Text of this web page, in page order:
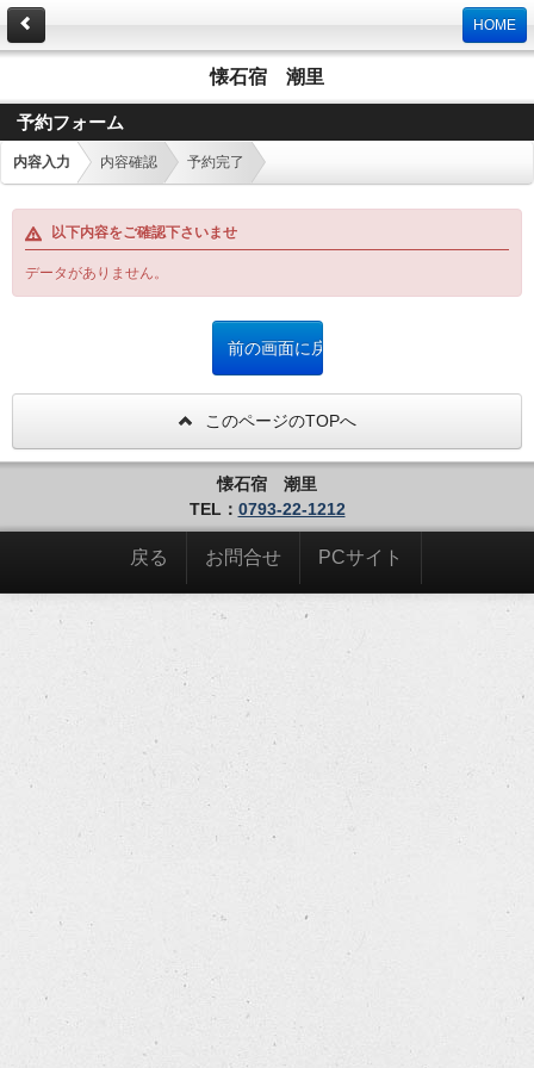
HOME
懐石宿 潮里
予約フォーム
内容入力 内容確認 予約完了
以下内容をご確認下さいませ
データがありません。
このページのTOPへ
懐石宿 潮里
TEL： 0793-22-1212
戻る お問合せ PCサイト